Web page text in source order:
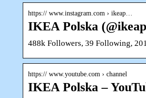
https:// www.instagram.com › ikeap…
IKEA Polska
488k Followers, 39 Following,
https:// www.youtube.com › channel
IKEA Polska –